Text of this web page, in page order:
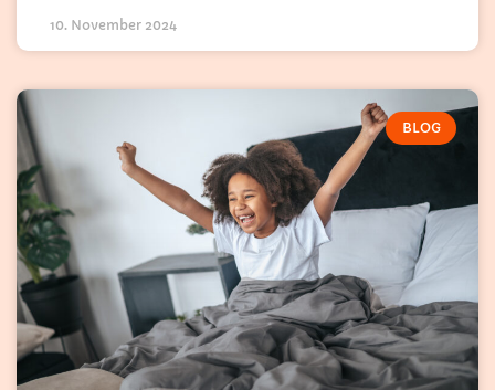
10. November 2024
BLOG